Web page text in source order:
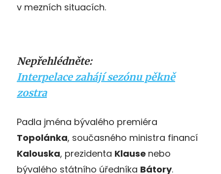
v mezních situacích.
Nepřehlédněte:
Interpelace zahájí sezónu pěkně
zostra
Padla jména bývalého premiéra
Topolánka, současného ministra financí
Kalouska, prezidenta Klause nebo
bývalého státního úředníka Bátory.